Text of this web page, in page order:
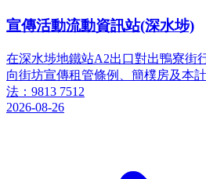
宣傳活動流動資訊站(深水埗)
在深水埗地鐵站A2出口對出鴨寮街
向街坊宣傳租管條例、簡樸房及本
法：9813 7512
2026-08-26